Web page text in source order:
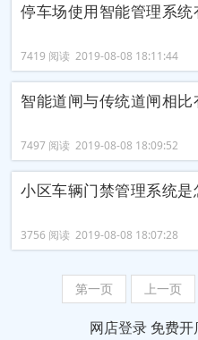
停车场使用智能管理系统
7419 阅读 2019-08-08 18:11:44
智能道闸与传统道闸相
7497 阅读 2019-08-08 18:09:52
小区车辆门禁管理系统是
3756 阅读 2019-08-08 18:07:28
第一页 上一页
网店登录 免费开